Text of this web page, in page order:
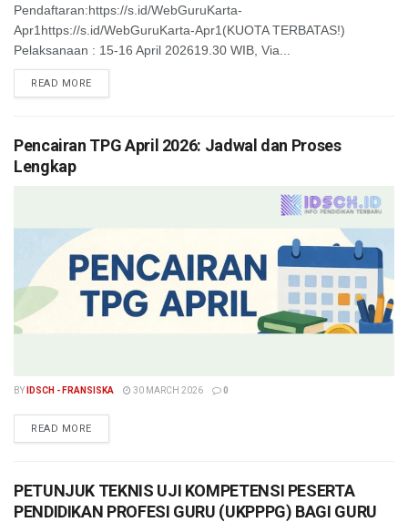
Pendaftaran:https://s.id/WebGuruKarta-
Apr1https://s.id/WebGuruKarta-Apr1(KUOTA TERBATAS!)
Pelaksanaan : 15-16 April 202619.30 WIB, Via...
READ MORE
Pencairan TPG April 2026: Jadwal dan Proses
Lengkap
BY IDSCH - FRANSISKA 30 MARCH 2026 0
READ MORE
PETUNJUK TEKNIS UJI KOMPETENSI PESERTA
PENDIDIKAN PROFESI GURU (UKPPPG) BAGI GURU